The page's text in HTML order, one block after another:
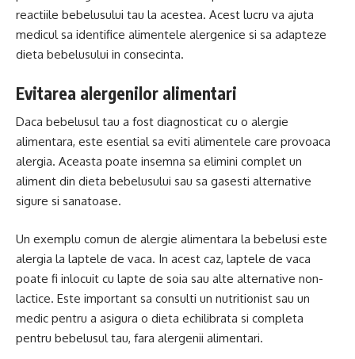
reactiile bebelusului tau la acestea. Acest lucru va ajuta
medicul sa identifice alimentele alergenice si sa adapteze
dieta bebelusului in consecinta.
Evitarea alergenilor alimentari
Daca bebelusul tau a fost diagnosticat cu o alergie
alimentara, este esential sa eviti alimentele care provoaca
alergia. Aceasta poate insemna sa elimini complet un
aliment din dieta bebelusului sau sa gasesti alternative
sigure si sanatoase.
Un exemplu comun de alergie alimentara la bebelusi este
alergia la laptele de vaca. In acest caz, laptele de vaca
poate fi inlocuit cu lapte de soia sau alte alternative non-
lactice. Este important sa consulti un nutritionist sau un
medic pentru a asigura o dieta echilibrata si completa
pentru bebelusul tau, fara alergenii alimentari.